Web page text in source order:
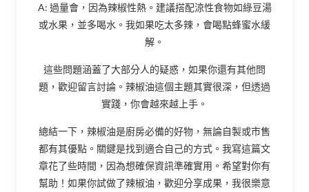
A: 過量會，因為辣椒性熱。建議搭配涼性食物如綠豆湯
或水果，並多喝水。我如果吃太多辣，會喝點蜂蜜水緩
解。
這些問題涵蓋了大部分人的疑惑，如果你還有其他問
題，歡迎留言討論。辣椒油這個主題其實很深，但透過
實踐，你會越來越上手。
總結一下，辣椒油是廚房必備的好物，無論自製或市售
都有其優點。關鍵是找到適合自己的方式。我寫這篇文
章花了些時間，因為想確保資訊準確實用。希望對你有
幫助！如果你試做了辣椒油，歡迎分享成果，我很樂意